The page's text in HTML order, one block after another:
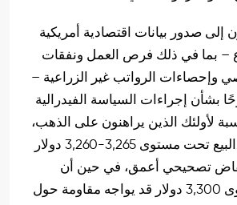
إلى صدور بيانات اقتصادية أمريكية
– بما في ذلك فرص العمل ونفقات
وإحصاءات الرواتب غير الزراعية –
بشأن إجراءات السياسة الفيدرالية
لأولئك الذين يراهنون على الذهب،
فإن تأكيد ضغوط البيع تحت مستوى 3,265-3,260 دولار
تصحيحي أعمق، في حين أن
الارتداد بعد مستوى 3,300 دولار قد يواجه مقاومة حول